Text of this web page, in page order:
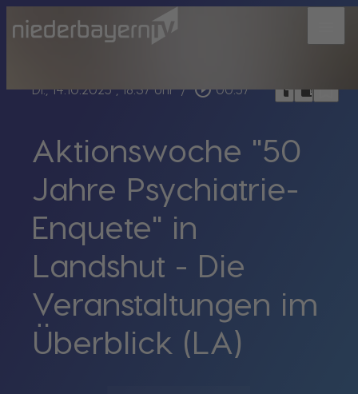
Di., 14.10.2025, 18:37 Uhr / play_circle_outline 00:57 headphoneschrome_reader_modebookmark_border
Aktionswoche "50
Jahre Psychiatrie-
Enquete" in
Landshut - Die
Veranstaltungen im
Überblick (LA)